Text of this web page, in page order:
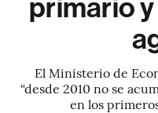
primario
El Ministerio de
“desde 2010 no se
en los